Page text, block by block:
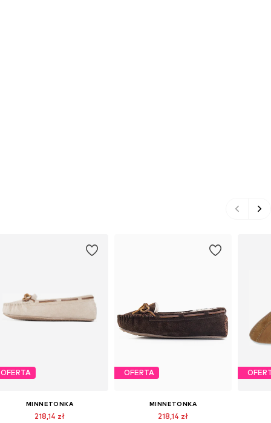
OFERTA
MINNETONKA
218,14 zł
OFERTA
MINNETONKA
218,14 zł